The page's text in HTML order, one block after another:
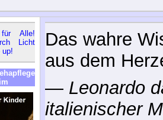
für Alle!
Licht
up!
Die Art der
ändert nichts
— Stanislaw
poln.